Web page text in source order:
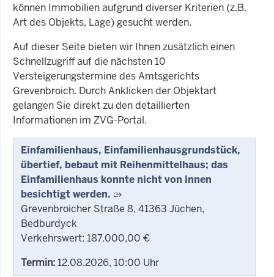
können Immobilien aufgrund diverser Kriterien (z.B.
Art des Objekts, Lage) gesucht werden.
Auf dieser Seite bieten wir Ihnen zusätzlich einen
Schnellzugriff auf die nächsten 10
Versteigerungstermine des Amtsgerichts
Grevenbroich. Durch Anklicken der Objektart
gelangen Sie direkt zu den detaillierten
Informationen im ZVG-Portal.
Einfamilienhaus, Einfamilienhausgrundstück,
übertief, bebaut mit Reihenmittelhaus; das
Einfamilienhaus konnte nicht von innen
besichtigt werden.
Grevenbroicher Straße 8, 41363 Jüchen,
Bedburdyck
Verkehrswert: 187.000,00 €
Termin:12.08.2026, 10:00 Uhr